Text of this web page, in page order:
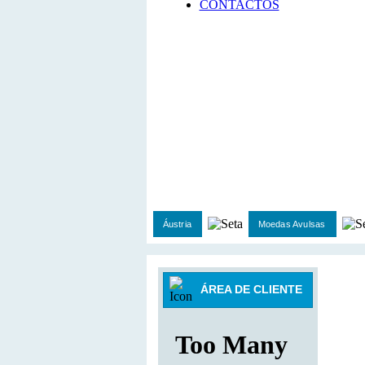
CONTACTOS
Áustria Moedas Avulsas
ÁREA DE CLIENTE